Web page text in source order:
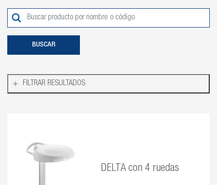
FILTRAR RESULTADOS
DELTA con 4 ruedas